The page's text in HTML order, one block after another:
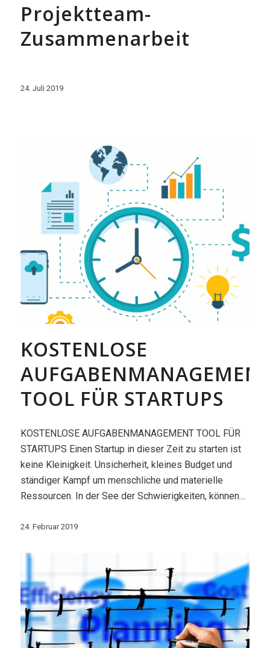
Projektteam-
Zusammenarbeit
24. Juli 2019
KOSTENLOSE
TOOL FÜR STARTUPS
KOSTENLOSE AUFGABENMANAGEMENT TOOL FÜR
STARTUPS Einen Startup in dieser Zeit zu starten ist
keine Kleinigkeit. Unsicherheit, kleines Budget und
ständiger Kampf um menschliche und materielle
Ressourcen. In der See der Schwierigkeiten, können…
24. Februar 2019